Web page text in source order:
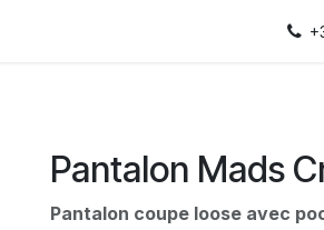
Pantalon Mads
Pantalon coupe loose avec